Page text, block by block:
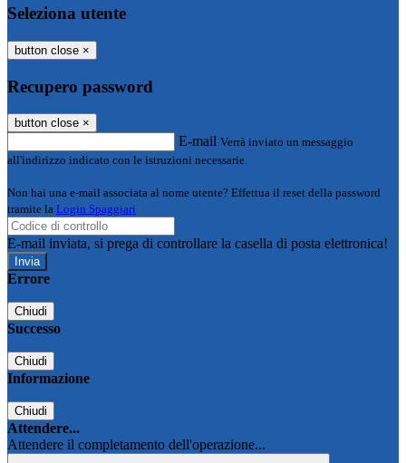
Seleziona utente
button close ×
Recupero password
button close ×
E-mail Verrà inviato un messaggio
all'indirizzo indicato con le istruzioni necessarie.
Non hai una e-mail associata al nome utente? Effettua il reset della password
tramite la Login Spaggiari
E-mail inviata, si prega di controllare la casella di posta elettronica!
Errore
Chiudi
Successo
Chiudi
Informazione
Chiudi
Attendere...
Attendere il completamento dell'operazione...